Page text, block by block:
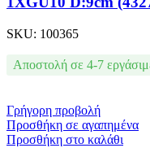
SKU: 100365
Αποστολή σε 4-7
Γρήγορη προβολή
Προσθήκη σε αγαπημένα
Προσθήκη στο καλάθι